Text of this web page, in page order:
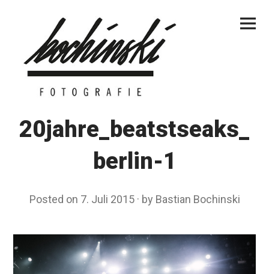
Menu
20jahre_beatstseaks_
berlin-1
Posted on 7. Juli 2015 by Bastian Bochinski